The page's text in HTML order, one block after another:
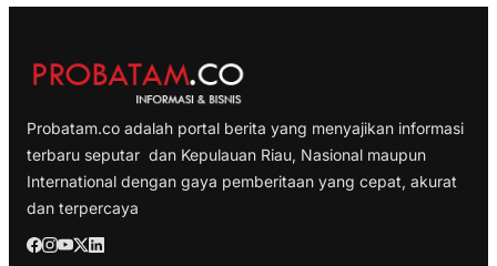
Probatam.co adalah portal berita yang menyajikan informasi
terbaru seputar dan Kepulauan Riau, Nasional maupun
International dengan gaya pemberitaan yang cepat, akurat
dan terpercaya